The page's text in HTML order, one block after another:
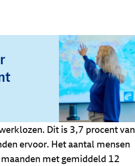
Dit is 3,7 procent van
ervoor. Het aantal mensen
met gemiddeld 12